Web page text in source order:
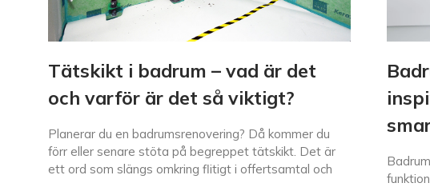
Tätskikt i badrum – vad är det
och varför är det så viktigt?
Planerar du en badrumsrenovering? Då kommer du
förr eller senare stöta på begreppet tätskikt. Det är
ett ord som slängs omkring flitigt i offertsamtal och